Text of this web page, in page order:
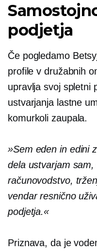
podjetja
Če pogledamo
profile v družabnih
upravlja svoj spletni
ustvarjanja lastne
komurkoli zaupala.
»Sem eden in edini
dela ustvarjam sam,
računovodstvo,
vendar resnično
podjetja.«
Priznava, da je